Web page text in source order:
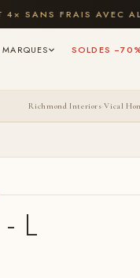
FRAIS AVEC ALMA ·
SOLDES
Richmond Interiors·Vical
L